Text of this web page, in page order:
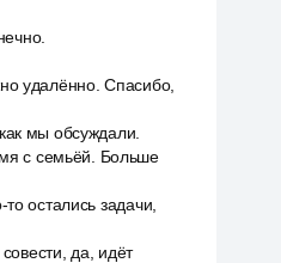
удалённо. Спасибо,
мы обсуждали.
с семьёй. Больше
остались задачи,
да, идёт